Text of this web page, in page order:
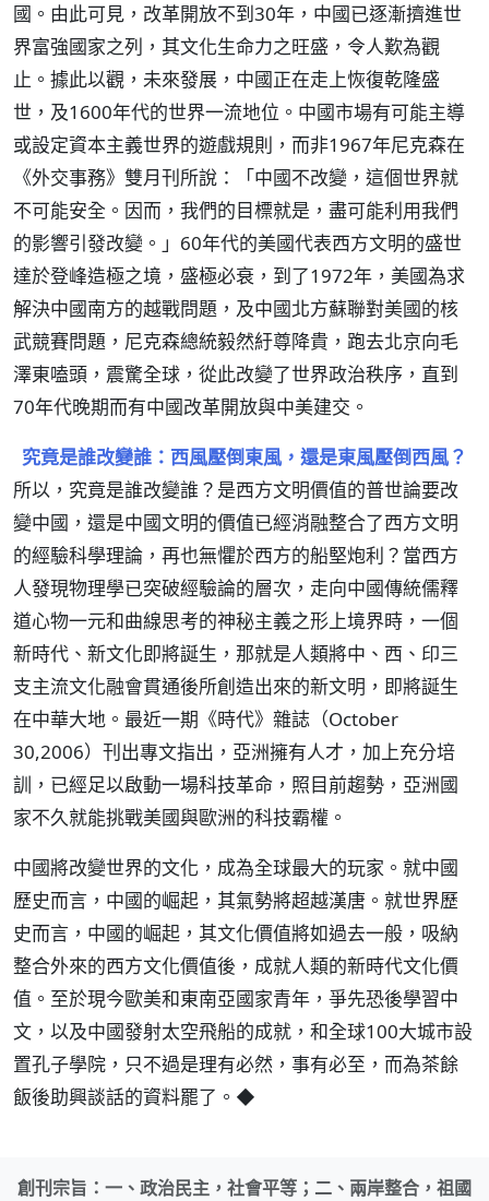
國。由此可見，改革開放不到30年，中國已逐漸擠進世
界富強國家之列，其文化生命力之旺盛，令人歎為觀
止。據此以觀，未來發展，中國正在走上恢復乾隆盛
世，及1600年代的世界一流地位。中國市場有可能主導
或設定資本主義世界的遊戲規則，而非1967年尼克森在
《外交事務》雙月刊所說：「中國不改變，這個世界就
不可能安全。因而，我們的目標就是，盡可能利用我們
的影響引發改變。」60年代的美國代表西方文明的盛世
達於登峰造極之境，盛極必衰，到了1972年，美國為求
解決中國南方的越戰問題，及中國北方蘇聯對美國的核
武競賽問題，尼克森總統毅然紆尊降貴，跑去北京向毛
澤東嗑頭，震驚全球，從此改變了世界政治秩序，直到
70年代晚期而有中國改革開放與中美建交。
究竟是誰改變誰：西風壓倒東風，還是東風壓倒西風？
所以，究竟是誰改變誰？是西方文明價值的普世論要改
變中國，還是中國文明的價值已經消融整合了西方文明
的經驗科學理論，再也無懼於西方的船堅炮利？當西方
人發現物理學已突破經驗論的層次，走向中國傳統儒釋
道心物一元和曲線思考的神秘主義之形上境界時，一個
新時代、新文化即將誕生，那就是人類將中、西、印三
支主流文化融會貫通後所創造出來的新文明，即將誕生
在中華大地。最近一期《時代》雜誌（October
30,2006）刊出專文指出，亞洲擁有人才，加上充分培
訓，已經足以啟動一場科技革命，照目前趨勢，亞洲國
家不久就能挑戰美國與歐洲的科技霸權。
中國將改變世界的文化，成為全球最大的玩家。就中國
歷史而言，中國的崛起，其氣勢將超越漢唐。就世界歷
史而言，中國的崛起，其文化價值將如過去一般，吸納
整合外來的西方文化價值後，成就人類的新時代文化價
值。至於現今歐美和東南亞國家青年，爭先恐後學習中
文，以及中國發射太空飛船的成就，和全球100大城市設
置孔子學院，只不過是理有必然，事有必至，而為茶餘
飯後助興談話的資料罷了。◆
創刊宗旨：一、政治民主，社會平等；二、兩岸整合，祖國